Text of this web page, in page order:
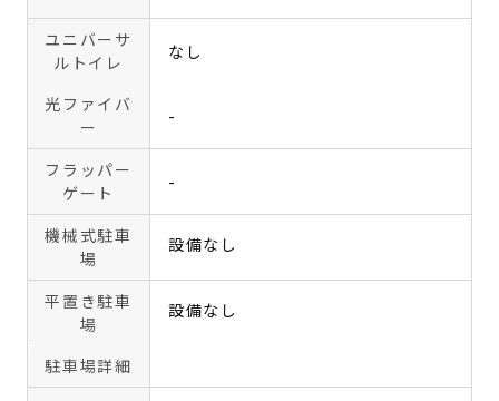
ユニバーサ
ルトイレ
なし
光ファイバ
ー
-
フラッパー
ゲート
-
機械式駐車
場
設備なし
平置き駐車
場
設備なし
駐車場詳細